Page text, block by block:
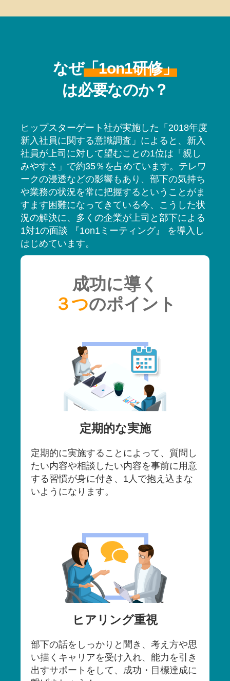
なぜ「1on1研修」
は必要なのか？
ヒップスターゲート社が実施した「2018年度
新入社員に関する意識調査」によると、新入
社員が上司に対して望むことの1位は「親し
みやすさ」で約35％を占めています。テレワ
ークの浸透などの影響もあり、部下の気持ち
や業務の状況を常に把握するということがま
すます困難になってきている今、こうした状
況の解決に、多くの企業が上司と部下による
1対1の面談 『1on1ミーティング』 を導入し
はじめています。
成功に導く
３つのポイント
定期的な実施
定期的に実施することによって、質問し
たい内容や相談したい内容を事前に用意
する習慣が身に付き、1人で抱え込まな
いようになります。
ヒアリング重視
部下の話をしっかりと聞き、考え方や思
い描くキャリアを受け入れ、能力を引き
出すサポートをして、成功・目標達成に